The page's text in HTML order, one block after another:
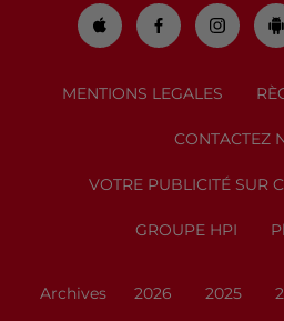
MENTIONS LEGALES
CONTACTEZ
VOTRE PUBLICITÉ SUR
GROUPE HPI
Archives 2026 2025